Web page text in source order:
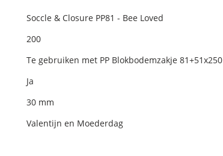
Soccle & Closure PP81 - Bee Loved
200
Te gebruiken met PP Blokbodemzakje 81+51x250
Ja
30 mm
Valentijn en Moederdag